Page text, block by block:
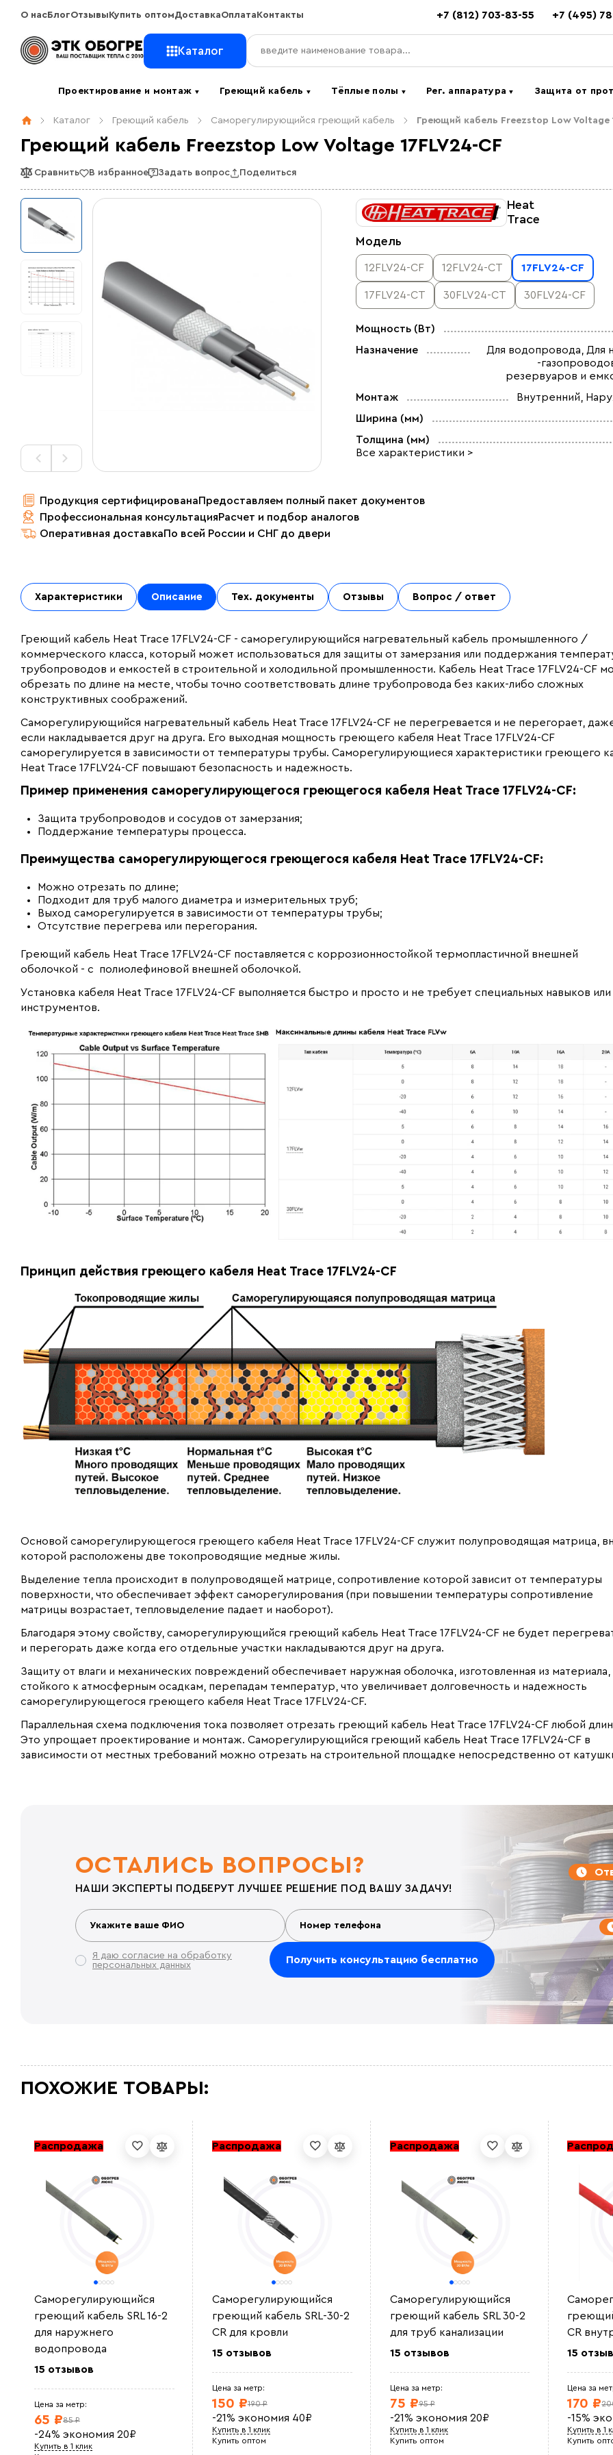
О нас БлогОтзывы Купить оптомДоставкаОплата Контакты +7 (812) 703-83-55 +7 (495)
Каталог
Проектирование и монтаж ▼ Греющий кабель▼ Тёплые полы ▼ Рег. аппаратура▼ Защита от
Каталог Греющий кабель Саморегулирующийся греющий кабель Греющий кабель Freezstop Low Voltage
Греющий кабель Freezstop Low Voltage 17FLV24-CF
Сравнить В избранное Задать вопрос Поделиться
Heat
Trace
Модель
12FLV24-CF 12FLV24-CT 17FLV24-CF
17FLV24-CT 30FLV24-CT 30FLV24-CF
Мощность (Вт)
Назначение
Для водопровода, Для
-
резервуаров и
Монтаж
Внутренний,
Ширина (мм)
Толщина (мм)
Все характеристики >
Продукция сертифицированаПредоставляем полный пакет документов
Профессиональная консультацияРасчет и подбор аналогов
Оперативная доставкаПо всей России и СНГ до двери
Характеристики Описание Тех. документы Отзывы Вопрос / ответ
Греющий кабель Heat Trace 17FLV24-CF - саморегулирующийся нагревательный кабель промышленного /
коммерческого класса, который может использоваться для защиты от замерзания или поддержания
трубопроводов и емкостей в строительной и холодильной промышленности. Кабель Heat Trace 17FLV24-CF
обрезать по длине на месте, чтобы точно соответствовать длине трубопровода без каких-либо сложных
конструктивных соображений.
Саморегулирующийся нагревательный кабель Heat Trace 17FLV24-CF не перегревается и не перегорает,
если накладывается друг на друга. Его выходная мощность греющего кабеля Heat Trace 17FLV24-CF
саморегулируется в зависимости от температуры трубы. Саморегулирующиеся характеристики греющего
Heat Trace 17FLV24-CF повышают безопасность и надежность.
Пример применения саморегулирующегося греющегося кабеля Heat Trace 17FLV24-CF:
Защита трубопроводов и сосудов от замерзания;
Поддержание температуры процесса.
Преимущества саморегулирующегося греющегося кабеля Heat Trace 17FLV24-CF:
Можно отрезать по длине;
Подходит для труб малого диаметра и измерительных труб;
Выход саморегулируется в зависимости от температуры трубы;
Отсутствие перегрева или перегорания.
Греющий кабель Heat Trace 17FLV24-CF поставляется с коррозионностойкой термопластичной внешней
оболочкой - с полиолефиновой внешней оболочкой.
Установка кабеля Heat Trace 17FLV24-CF выполняется быстро и просто и не требует специальных навыков или
инструментов.
Принцип действия греющего кабеля Heat Trace 17FLV24-CF
Основой саморегулирующегося греющего кабеля Heat Trace 17FLV24-CF служит полупроводящая матрица,
которой расположены две токопроводящие медные жилы.
Выделение тепла происходит в полупроводящей матрице, сопротивление которой зависит от температуры
поверхности, что обеспечивает эффект саморегулирования (при повышении температуры сопротивление
матрицы возрастает, тепловыделение падает и наоборот).
Благодаря этому свойству, саморегулирующийся греющий кабель Heat Trace 17FLV24-CF не будет
и перегорать даже когда его отдельные участки накладываются друг на друга.
Защиту от влаги и механических повреждений обеспечивает наружная оболочка, изготовленная из материала,
стойкого к атмосферным осадкам, перепадам температур, что увеличивает долговечность и надежность
саморегулирующегося греющего кабеля Heat Trace 17FLV24-CF.
Параллельная схема подключения тока позволяет отрезать греющий кабель Heat Trace 17FLV24-CF любой
Это упрощает проектирование и монтаж. Саморегулирующийся греющий кабель Heat Trace 17FLV24-CF в
зависимости от местных требований можно отрезать на строительной площадке непосредственно от
ОСТАЛИСЬ ВОПРОСЫ?
НАШИ ЭКСПЕРТЫ ПОДБЕРУТ ЛУЧШЕЕ РЕШЕНИЕ ПОД ВАШУ ЗАДАЧУ!
Я даю согласие на обработку
персональных данных
ПОХОЖИЕ ТОВАРЫ:
Распродажа
Саморегулирующийся
греющий кабель SRL 16-2
для наружнего
водопровода
15 отзывов
Цена за метр:
85 ₽
65 ₽
-24% экономия 20₽
Купить в 1 клик
Распродажа
Саморегулирующийся
греющий кабель SRL-30-2
CR для кровли
15 отзывов
Цена за метр:
190 ₽
150 ₽
-21% экономия 40₽
Купить в 1 клик
Купить оптом
Распродажа
Саморегулирующийся
греющий кабель SRL 30-2
для труб канализации
15 отзывов
Цена за метр:
95 ₽
75 ₽
-21% экономия 20₽
Купить в 1 клик
Купить оптом
греющий
CR
15
Цена за
170 ₽
-15%
Купить в 1
Купить